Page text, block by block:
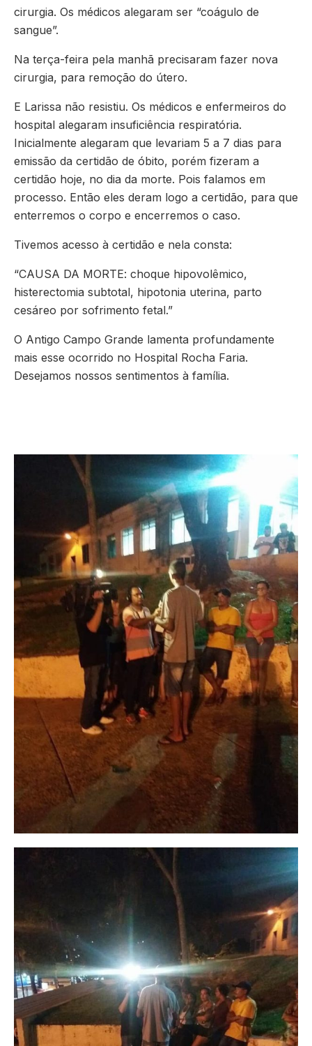
cirurgia. Os médicos alegaram ser “coágulo de
sangue”.
Na terça-feira pela manhã precisaram fazer nova
cirurgia, para remoção do útero.
E Larissa não resistiu. Os médicos e enfermeiros do
hospital alegaram insuficiência respiratória.
Inicialmente alegaram que levariam 5 a 7 dias para
emissão da certidão de óbito, porém fizeram a
certidão hoje, no dia da morte. Pois falamos em
processo. Então eles deram logo a certidão, para que
enterremos o corpo e encerremos o caso.
Tivemos acesso à certidão e nela consta:
“CAUSA DA MORTE: choque hipovolêmico,
histerectomia subtotal, hipotonia uterina, parto
cesáreo por sofrimento fetal.”
O Antigo Campo Grande lamenta profundamente
mais esse ocorrido no Hospital Rocha Faria.
Desejamos nossos sentimentos à família.